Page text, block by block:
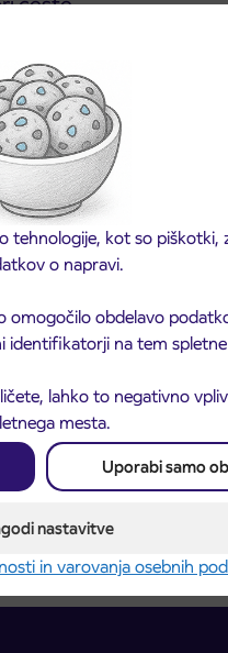
tehnologije, kot so piškotki,
o napravi.
omogočilo obdelavo
identifikatorji na tem
lahko to negativno
mesta.
Uporabi samo
nastavitve
in varovanja osebnih
dela Škofjeloške